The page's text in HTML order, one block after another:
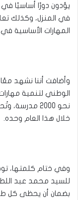
يؤدون دورًا أساسيًا
في المنزل، وكذلك
المهارات الأساسية
وأضافت أننا نشهد معًا
الوطني لتنمية
نحو 2000
خلال هذا العام وحده.
وفي ختام كلمتها،
للسيد محمد عبد
بضمان أن يحظى كل